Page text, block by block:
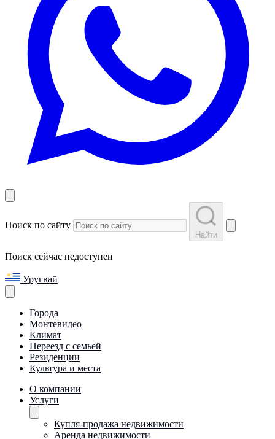
Поиск по сайту
Найти
Поиск сейчас недоступен
Уругвай
Города
Монтевидео
Климат
Переезд с семьей
Резиденции
Культура и места
О компании
Услуги
Купля-продажа недвижимости
Аренда недвижимости